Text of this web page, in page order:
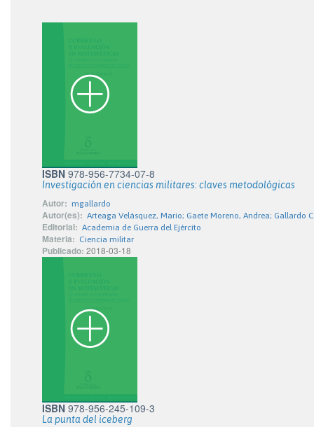
ISBN 978-956-7734-07-8
Investigación en ciencias militares: claves metodológicas
Autor: mgallardo
Autor(es): Arteaga Velásquez, Mario; Gaete Moreno, Andrea; Gallardo
Editorial: Academia de Guerra del Ejército
Materia: Ciencia militar
Publicado: 2018-03-18
ISBN 978-956-245-109-3
La punta del iceberg